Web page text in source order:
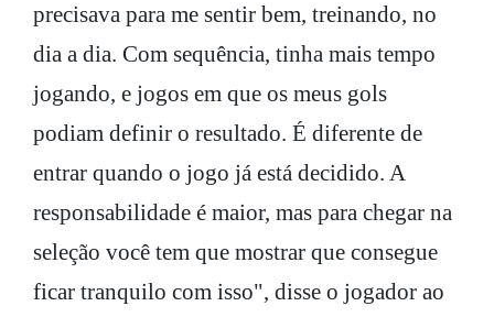
precisava para me sentir bem, treinando, no
dia a dia. Com sequência, tinha mais tempo
jogando, e jogos em que os meus gols
podiam definir o resultado. É diferente de
entrar quando o jogo já está decidido. A
responsabilidade é maior, mas para chegar na
seleção você tem que mostrar que consegue
ficar tranquilo com isso", disse o jogador ao